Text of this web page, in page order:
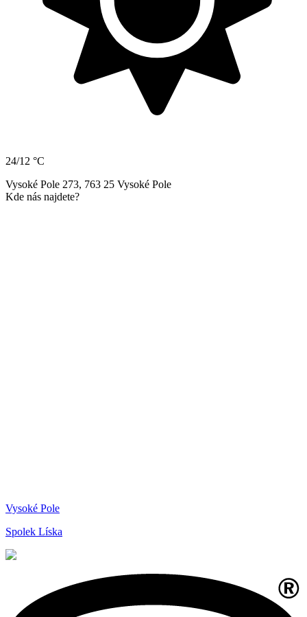
24/12 °C
Vysoké Pole 273, 763 25 Vysoké Pole
Kde nás najdete?
Vysoké Pole
Spolek Líska